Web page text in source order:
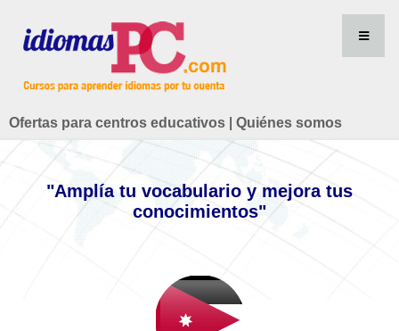
Ofertas para centros educativos Quiénes somos
"Amplía tu vocabulario y mejora tus
conocimientos"